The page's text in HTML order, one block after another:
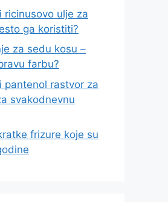
ricinusovo ulje za
ga koristiti?
za sedu kosu –
farbu?
pantenol rastvor za
svakodnevnu
frizure koje su